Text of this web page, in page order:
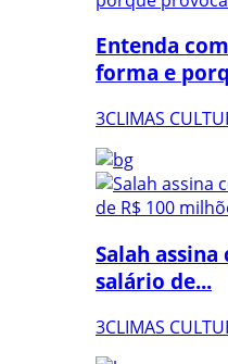
Entenda
forma e
3CLIMAS
Salah
salário de...
3CLIMAS